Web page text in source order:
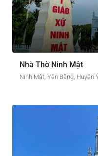
Nhà Thờ Ninh Mật
Ninh Mật, Yên Bằng, Huyện